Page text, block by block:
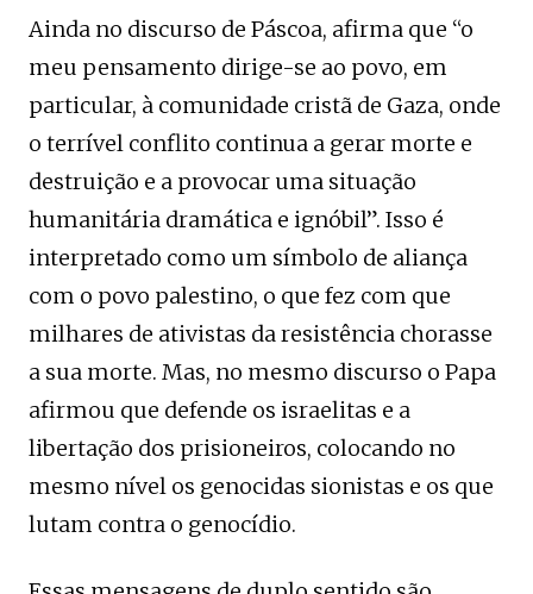
Ainda no discurso de Páscoa, afirma que “o
meu pensamento dirige-se ao povo, em
particular, à comunidade cristã de Gaza, onde
o terrível conflito continua a gerar morte e
destruição e a provocar uma situação
humanitária dramática e ignóbil”. Isso é
interpretado como um símbolo de aliança
com o povo palestino, o que fez com que
milhares de ativistas da resistência chorasse
a sua morte. Mas, no mesmo discurso o Papa
afirmou que defende os israelitas e a
libertação dos prisioneiros, colocando no
mesmo nível os genocidas sionistas e os que
lutam contra o genocídio.